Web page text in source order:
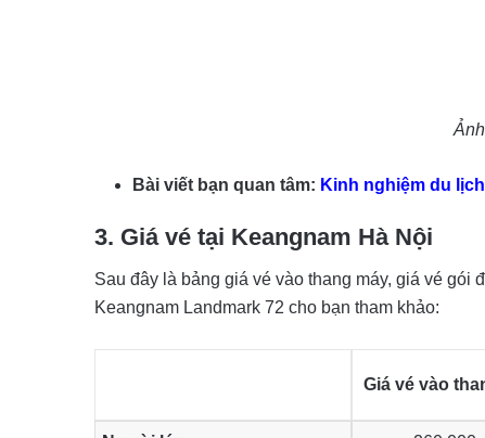
Bài viết bạn quan tâm: Kinh nghiệm du
3. Giá vé tại Keangnam Hà Nội
Sau đây là bảng giá vé vào thang máy, giá vé gói
Keangnam Landmark 72 cho bạn tham khảo:
Giá vé vào